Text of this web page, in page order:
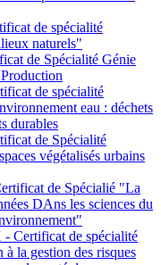
de spécialité
naturels"
de Spécialité Génie
de spécialité
eau : déchets
durables
de Spécialité
végétalisés urbains
de Spécialié "La
DAns les sciences du
Certificat de spécialité
à la gestion des risques